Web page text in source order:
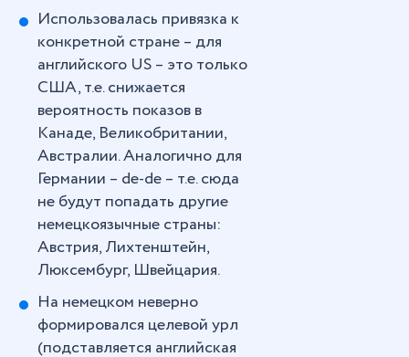
Использовалась привязка к
конкретной стране – для
английского US – это только
США, т.е. снижается
вероятность показов в
Канаде, Великобритании,
Австралии. Аналогично для
Германии – de-de – т.е. сюда
не будут попадать другие
немецкоязычные страны:
Австрия, Лихтенштейн,
Люксембург, Швейцария.
На немецком неверно
формировался целевой урл
(подставляется английская